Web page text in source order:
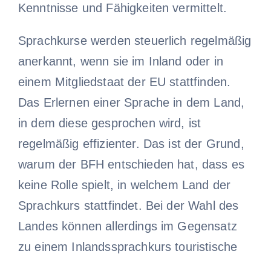
Kenntnisse und Fähigkeiten vermittelt.
Sprachkurse werden steuerlich regelmäßig
anerkannt, wenn sie im Inland oder in
einem Mitgliedstaat der EU stattfinden.
Das Erlernen einer Sprache in dem Land,
in dem diese gesprochen wird, ist
regelmäßig effizienter. Das ist der Grund,
warum der BFH entschieden hat, dass es
keine Rolle spielt, in welchem Land der
Sprachkurs stattfindet. Bei der Wahl des
Landes können allerdings im Gegensatz
zu einem Inlandssprachkurs touristische